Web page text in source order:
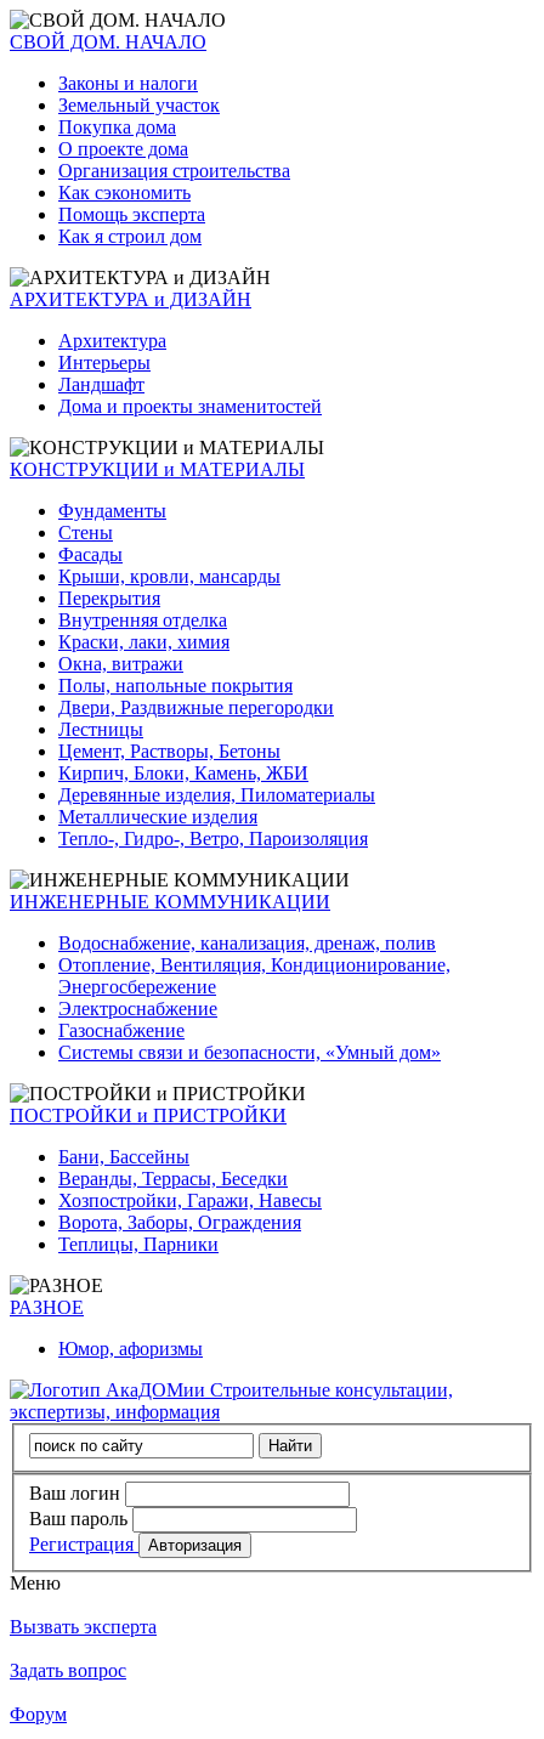
СВОЙ ДОМ. НАЧАЛО
Законы и налоги
Земельный участок
Покупка дома
О проекте дома
Организация строительства
Как сэкономить
Помощь эксперта
Как я строил дом
АРХИТЕКТУРА и ДИЗАЙН
Архитектура
Интерьеры
Ландшафт
Дома и проекты знаменитостей
КОНСТРУКЦИИ и МАТЕРИАЛЫ
Фундаменты
Стены
Фасады
Крыши, кровли, мансарды
Перекрытия
Внутренняя отделка
Краски, лаки, химия
Окна, витражи
Полы, напольные покрытия
Двери, Раздвижные перегородки
Лестницы
Цемент, Растворы, Бетоны
Кирпич, Блоки, Камень, ЖБИ
Деревянные изделия, Пиломатериалы
Металлические изделия
Тепло-, Гидро-, Ветро, Пароизоляция
ИНЖЕНЕРНЫЕ КОММУНИКАЦИИ
Водоснабжение, канализация, дренаж, полив
Отопление, Вентиляция, Кондиционирование,
Энергосбережение
Электроснабжение
Газоснабжение
Системы связи и безопасности, «Умный дом»
ПОСТРОЙКИ и ПРИСТРОЙКИ
Бани, Бассейны
Веранды, Террасы, Беседки
Хозпостройки, Гаражи, Навесы
Ворота, Заборы, Ограждения
Теплицы, Парники
РАЗНОЕ
Юмор, афоризмы
Строительные консультации,
экспертизы, информация
Ваш логин
Ваш пароль
Регистрация
Меню
Вызвать эксперта
Задать вопрос
Форум